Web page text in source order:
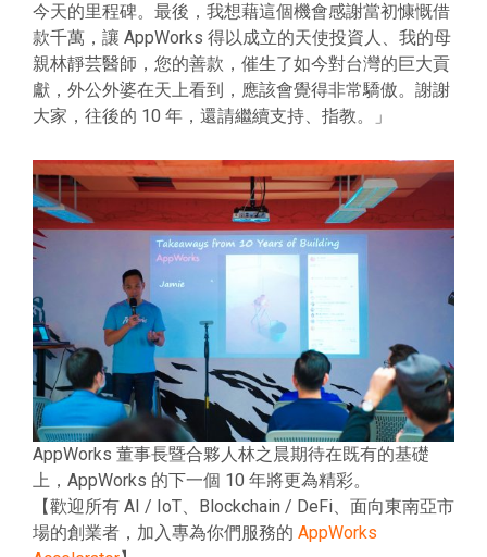
今天的里程碑。最後，我想藉這個機會感謝當初慷慨借
款千萬，讓 AppWorks 得以成立的天使投資人、我的母
親林靜芸醫師，您的善款，催生了如今對台灣的巨大貢
獻，外公外婆在天上看到，應該會覺得非常驕傲。謝謝
大家，往後的 10 年，還請繼續支持、指教。」
AppWorks 董事長暨合夥人林之晨期待在既有的基礎
上，AppWorks 的下一個 10 年將更為精彩。
【歡迎所有 AI / IoT、Blockchain / DeFi、面向東南亞市
場的創業者，加入專為你們服務的 AppWorks